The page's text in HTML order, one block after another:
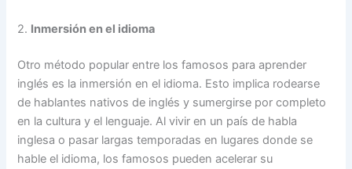
2. Inmersión en el idioma
Otro método popular entre los famosos para aprender
inglés es la inmersión en el idioma. Esto implica rodearse
de hablantes nativos de inglés y sumergirse por completo
en la cultura y el lenguaje. Al vivir en un país de habla
inglesa o pasar largas temporadas en lugares donde se
hable el idioma, los famosos pueden acelerar su